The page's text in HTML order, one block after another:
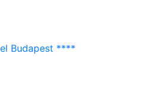
Budapest ****